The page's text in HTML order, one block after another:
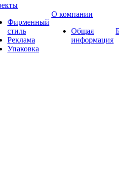
Фирменный
стиль
Реклама
Упаковка
О компании
Общая
информация